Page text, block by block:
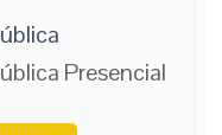
Presencial